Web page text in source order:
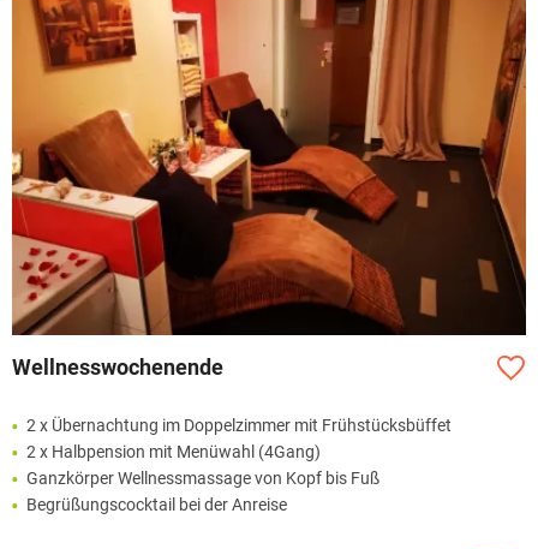
Wellnesswochenende
2 x Übernachtung im Doppelzimmer mit Frühstücksbüffet
2 x Halbpension mit Menüwahl (4Gang)
Ganzkörper Wellnessmassage von Kopf bis Fuß
Begrüßungscocktail bei der Anreise